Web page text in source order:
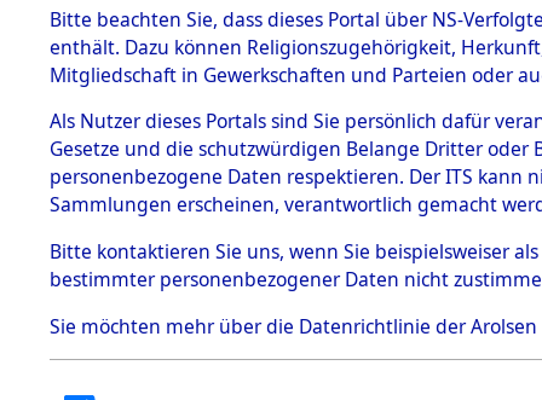
BESTÄNDE
1.
mente
5. Verschiedenes
5.3
Todesmärsche
5.3.1 Alliierte
Erhebungen
zu
Todesmärsch
en
5.3.2
Dinslaken
Bitte beachten Sie, dass dieses Portal über NS-
enthält. Dazu können Religionszugehörigkeit,
Mitgliedschaft in Gewerkschaften und Parteien oder
Als Nutzer dieses Portals sind Sie persönlich dafür
Gesetze und die schutzwürdigen Belange Dritter
personenbezogene Daten respektieren. Der ITS
Sammlungen erscheinen, verantwortlich gemacht
Bitte kontaktieren Sie uns, wenn Sie beispielsweiser
bestimmter personenbezogener Daten nicht
Sie möchten mehr über die Datenrichtlinie der Arolsen